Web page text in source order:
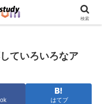
ていろいろなア
はてブ
検索